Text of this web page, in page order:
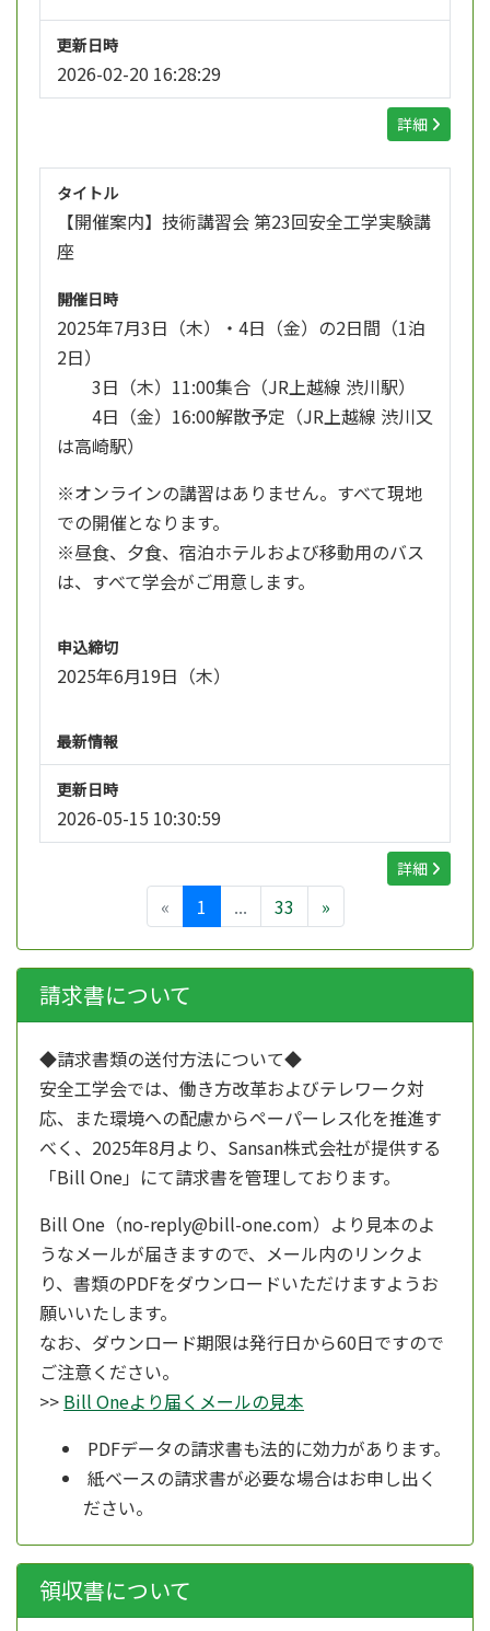
更新日時
2026-02-20 16:28:29
詳細
タイトル
【開催案内】技術講習会 第23回安全工学実験講
座
開催日時
2025年7月3日（木）・4日（金）の2日間（1泊
2日）
3日（木）11:00集合（JR上越線 渋川駅）
4日（金）16:00解散予定（JR上越線 渋川又
は高崎駅）
※オンラインの講習はありません。すべて現地
での開催となります。
※昼食、夕食、宿泊ホテルおよび移動用のバス
は、すべて学会がご用意します。
申込締切
2025年6月19日（木）
最新情報
更新日時
2026-05-15 10:30:59
詳細
« 1 ... 33 »
請求書について
◆請求書類の送付方法について◆
安全工学会では、働き方改革およびテレワーク対
応、また環境への配慮からペーパーレス化を推進す
べく、 2025年8月より、 Sansan株式会社が提供する
「Bill One」にて請求書を管理しております。
Bill One（no-reply@bill-one.com）より見本のよ
うなメールが届きますので、メール内のリンクよ
り、書類のPDFをダウンロードいただけますようお
願いいたします。
なお、ダウンロード期限は発行日から60日ですので
ご注意ください。
>> Bill Oneより届くメールの見本
PDFデータの請求書も法的に効力があります。
紙ベースの請求書が必要な場合はお申し出く
ださい。
領収書について